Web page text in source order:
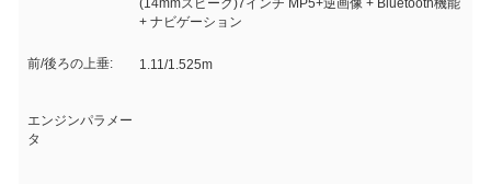
(14mmスピーク)7インチ MP5+逆画像 + Bluetooth機能
+ ナビゲーション
前/後ろの上垂: 1.11/1.525m
エンジンパラメー
タ